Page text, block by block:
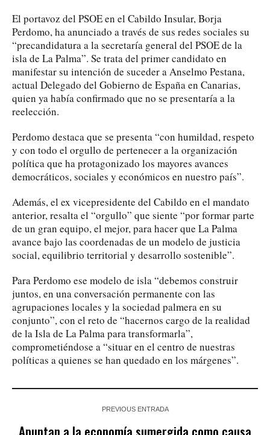
El portavoz del PSOE en el Cabildo Insular, Borja
Perdomo, ha anunciado a través de sus redes sociales su
“precandidatura a la secretaría general del PSOE de la
isla de La Palma”. Se trata del primer candidato en
manifestar su intención de suceder a Anselmo Pestana,
actual Delegado del Gobierno de España en Canarias,
quien ya había confirmado que no se presentaría a la
reelección.
Perdomo destaca que se presenta “con humildad, respeto
y con todo el orgullo de pertenecer a la organización
política que ha protagonizado los mayores avances
democráticos, sociales y económicos en nuestro país”.
Además, el ex vicepresidente del Cabildo en el mandato
anterior, resalta el “orgullo” que siente “por formar parte
de un gran equipo, el mejor, para hacer que La Palma
avance bajo las coordenadas de un modelo de justicia
social, equilibrio territorial y desarrollo sostenible”.
Para Perdomo ese modelo de isla “debemos construir
juntos, en una conversación permanente con las
agrupaciones locales y la sociedad palmera en su
conjunto”, con el reto de “hacernos cargo de la realidad
de la Isla de La Palma para transformarla”,
comprometiéndose a “situar en el centro de nuestras
políticas a quienes se han quedado en los márgenes”.
PREVIOUS ENTRADA
Apuntan a la economía sumergida como causa